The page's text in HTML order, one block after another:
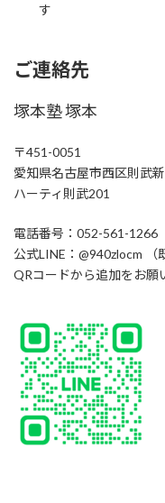
す
ご連絡先
塚本塾 塚本
〒451-0051
愛知県名古屋市西区則武
ハーティ則武201
電話番号：052-561-1266
公式LINE：@940zlocm
QRコードから追加をお願